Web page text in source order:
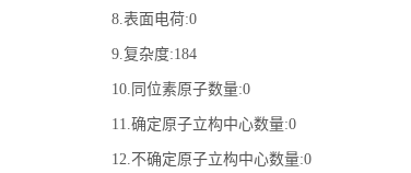
8.表面电荷:0
9.复杂度:184
10.同位素原子数量:0
11.确定原子立构中心数量:0
12.不确定原子立构中心数量:0